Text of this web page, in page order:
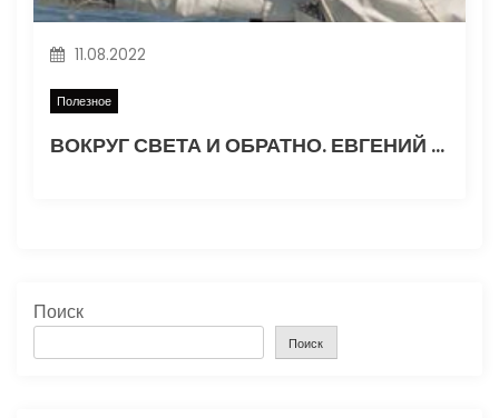
11.08.2022
Полезное
ВОКРУГ СВЕТА И ОБРАТНО. ЕВГЕНИЙ ГВОЗДЕВ. Часть 1
Поиск
Поиск